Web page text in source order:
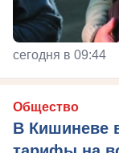
сегодня в 09:44
Общество
В Кишиневе